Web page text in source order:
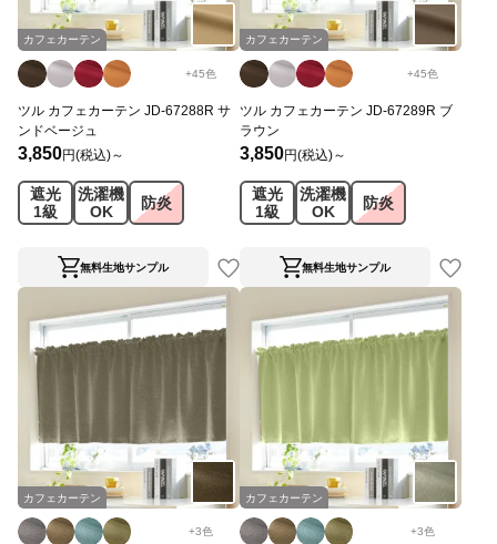
カフェカーテン
+45色
ツル カフェカーテン JD-67288R サ
ンドベージュ
3,850円(税込)～
遮光
1級
洗濯機
OK
防炎
無料生地サンプル
カフェカーテン
+45色
ツル カフェカーテン JD-67289R ブ
ラウン
3,850円(税込)～
遮光
1級
洗濯機
OK
防炎
無料生地サンプル
カフェカーテン
+3色
カフェカーテン
+3色